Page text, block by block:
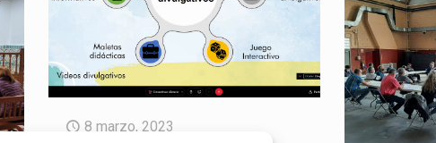
8 marzo, 2023